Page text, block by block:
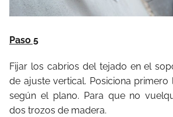
Paso 5
Fijar los cabrios del tejado en el
de ajuste vertical. Posiciona
según el plano. Para que no
dos trozos de madera.